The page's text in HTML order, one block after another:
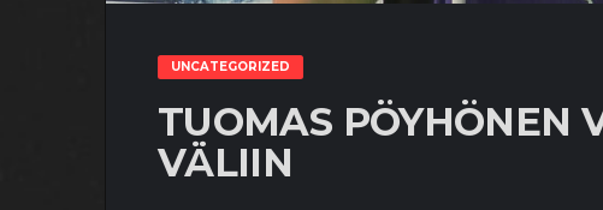
UNCATEGORIZED
TUOMAS PÖYHÖNEN
VÄLIIN